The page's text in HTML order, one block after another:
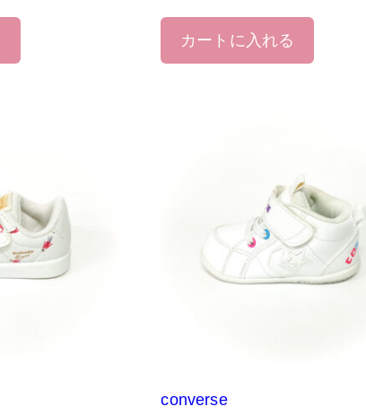
カートに入れる
converse